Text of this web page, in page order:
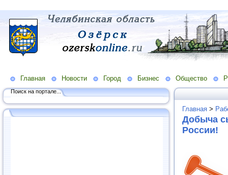
Главная Новости Город Бизнес Общество
Поиск на портале...
Главная >
Добыча
России!